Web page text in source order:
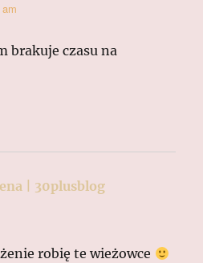
brakuje czasu na
| 30plusblog
robię te wieżowce